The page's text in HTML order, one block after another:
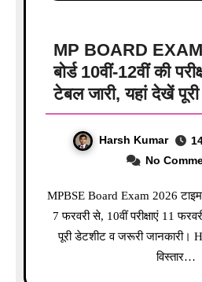
MP BOARD EXAM
बोर्ड 10वीं-12वीं की
टेबल जारी, यहां देखें
Harsh Kumar
No
MPBSE Board Exam 2026 टाइम टेबल जारी: 12वीं परीक्षाएं
7 फरवरी से, 10वीं परीक्षाएं 11
पूरी डेटशीट व जरूरी जानकारी।
विस्तार…